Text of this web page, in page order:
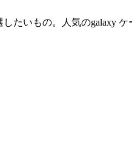
たいもの。人気のgalaxy ケ